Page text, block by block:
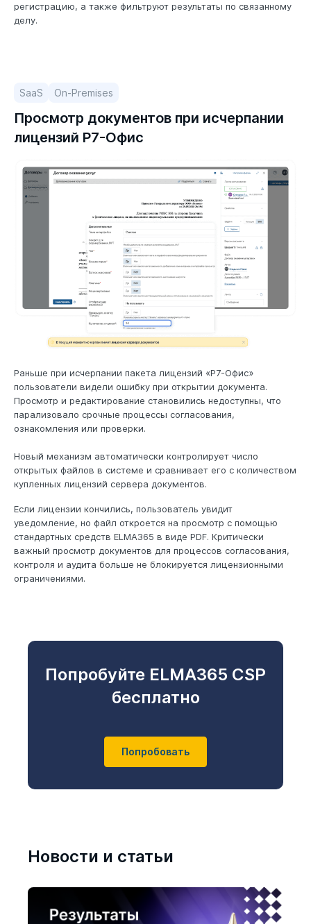
регистрацию, а также фильтруют результаты по связанному
делу.
SaaS On-Premises
Просмотр документов при исчерпании
лицензий Р7-Офис
Раньше при исчерпании пакета лицензий «Р7-Офис»
пользователи видели ошибку при открытии документа.
Просмотр и редактирование становились недоступны, что
парализовало срочные процессы согласования,
ознакомления или проверки.
Новый механизм автоматически контролирует число
открытых файлов в системе и сравнивает его с количеством
купленных лицензий сервера документов.
Если лицензии кончились, пользователь увидит
уведомление, но файл откроется на просмотр с помощью
стандартных средств ELMA365 в виде PDF. Критически
важный просмотр документов для процессов согласования,
контроля и аудита больше не блокируется лицензионными
ограничениями.
Попробуйте ELMA365 CSP
бесплатно
Попробовать
Новости и статьи